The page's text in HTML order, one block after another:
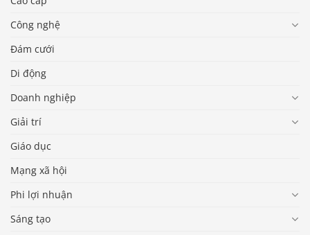
Công nghệ
Đám cưới
Di động
Doanh nghiệp
Giải trí
Giáo dục
Mạng xã hội
Phi lợi nhuận
Sáng tạo